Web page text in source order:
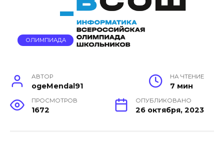
ОЛИМПИАДА
АВТОР
ogeMendal91
НА ЧТЕНИЕ
7 мин
ПРОСМОТРОВ
1672
ОПУБЛИКОВАНО
26 октября, 2023